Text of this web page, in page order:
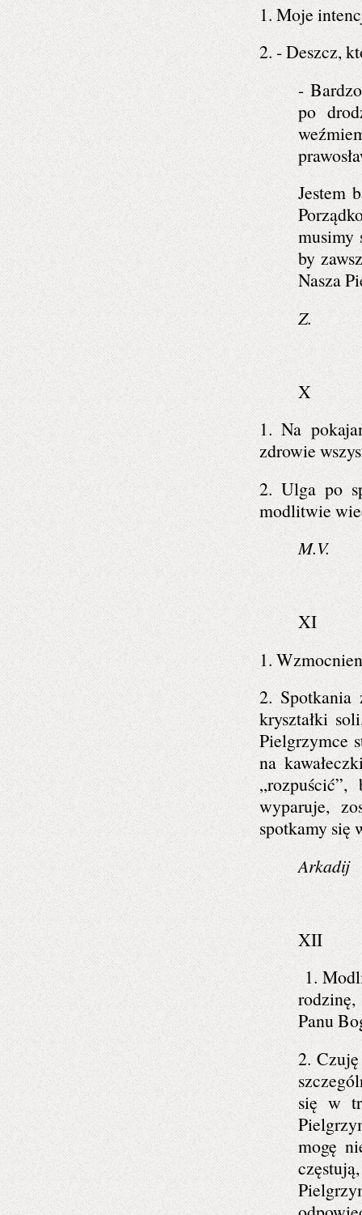
1. Moje
2. - Deszcz,
-
po
Jestem
musimy
by
Nasza
Z.
X
1. Na
zdrowie
2. Ulga po
modlitwie
M.V.
XI
1.
2. Spotkania
kryształki
Pielgrzymce
na
wyparuje,
spotkamy się
Arkadij
XII
1.
Panu
2.
się w
mogę